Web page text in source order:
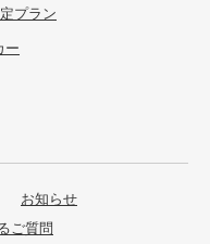
プラン
ー
お知らせ
ご質問